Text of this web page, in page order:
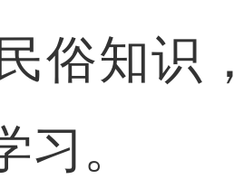
俗知识
。